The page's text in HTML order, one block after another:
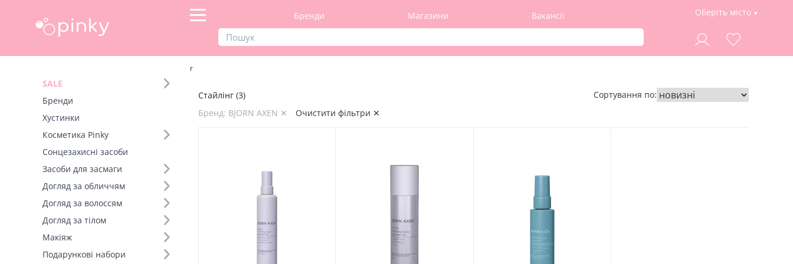
Бренди Магазини Вакансії Оберіть місто
SALE
Бренди
Хустинки
Косметика Pinky
Сонцезахисні засоби
Засоби для засмаги
Догляд за обличчям
Догляд за волоссям
Догляд за тілом
Макіяж
Подарункові набори
Стайлінг
Фільтр
Вид товару (1)
Спрей (3)
Стайлінг (3)
Бренд: BJORN AXEN ✕
Очистити фільтри ✕
Сортування по: